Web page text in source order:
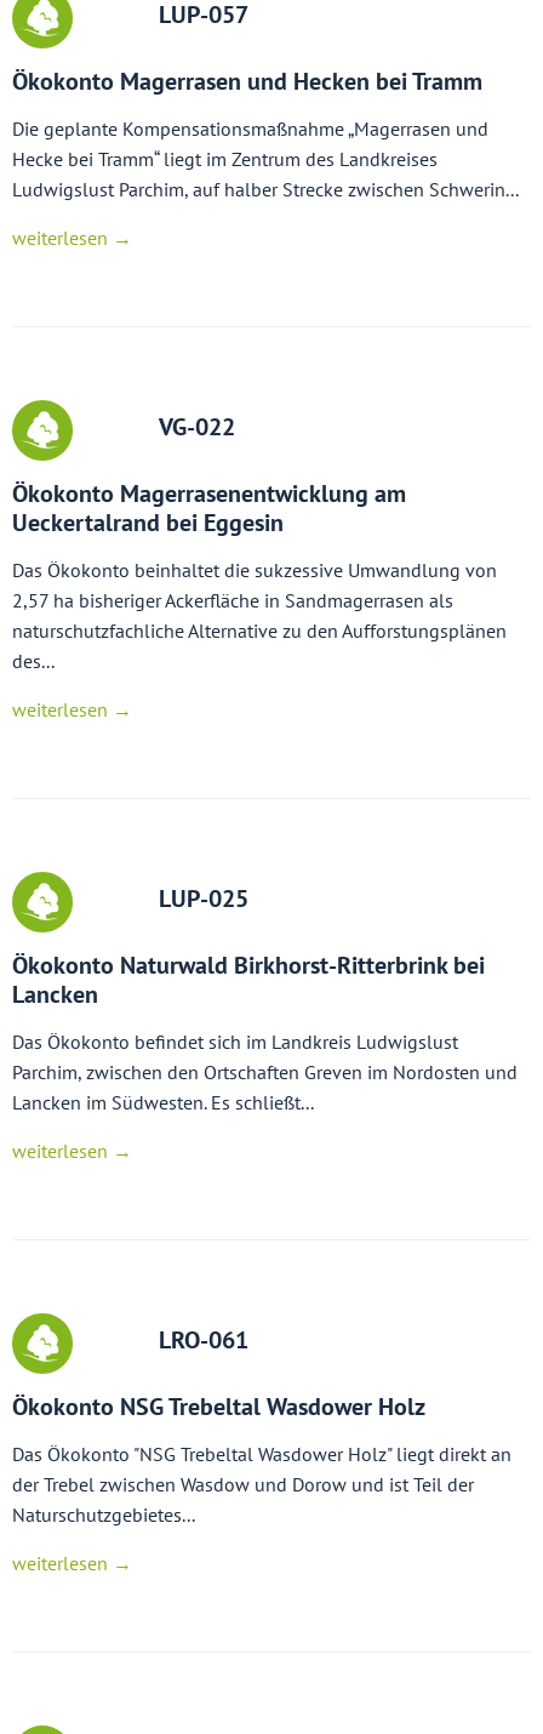
LUP-057
Ökokonto Magerrasen und Hecken bei Tramm
Die geplante Kompensationsmaßnahme „Magerrasen und
Hecke bei Tramm“ liegt im Zentrum des Landkreises
Ludwigslust Parchim, auf halber Strecke zwischen Schwerin...
weiterlesen →
VG-022
Ökokonto Magerrasenentwicklung am
Ueckertalrand bei Eggesin
Das Ökokonto beinhaltet die sukzessive Umwandlung von
2,57 ha bisheriger Ackerfläche in Sandmagerrasen als
naturschutzfachliche Alternative zu den Aufforstungsplänen
des...
weiterlesen →
LUP-025
Ökokonto Naturwald Birkhorst-Ritterbrink bei
Lancken
Das Ökokonto befindet sich im Landkreis Ludwigslust
Parchim, zwischen den Ortschaften Greven im Nordosten und
Lancken im Südwesten. Es schließt...
weiterlesen →
LRO-061
Ökokonto NSG Trebeltal Wasdower Holz
Das Ökokonto "NSG Trebeltal Wasdower Holz" liegt direkt an
der Trebel zwischen Wasdow und Dorow und ist Teil der
Naturschutzgebietes...
weiterlesen →